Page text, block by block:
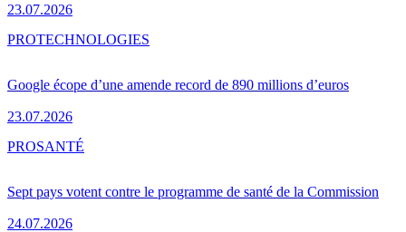
23.07.2026
Google écope d’une amende record de 890 millions d’euros
23.07.2026
PROTECHNOLOGIES
Sept pays votent contre le programme de santé de la Commission
24.07.2026
PROSANTÉ